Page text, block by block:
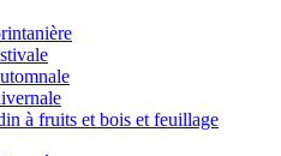
à fruits et bois et feuillage